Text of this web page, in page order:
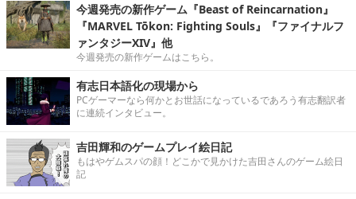
今週発売の新作ゲーム『Beast of Reincarnation』
『MARVEL Tōkon: Fighting Souls』『ファイナルフ
ァンタジーXIV』他
今週発売の新作ゲームはこちら。
有志日本語化の現場から
PCゲーマーなら何かとお世話になっているであろう有志翻訳者
に連続インタビュー。
吉田輝和のゲームプレイ絵日記
もはやゲムスパの顔！どこかで見かけた吉田さんのゲーム絵日
記